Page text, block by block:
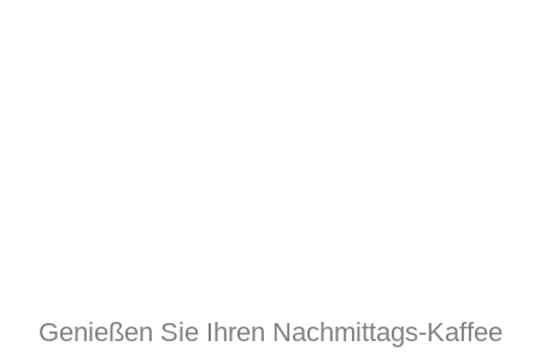
Genießen Sie Ihren Nachmittags-Kaffee